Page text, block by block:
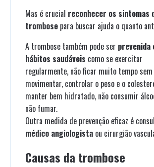
Mas é crucial reconhecer os sintomas
trombose para buscar ajuda o quanto
A trombose também pode ser prevenida
hábitos saudáveis como se exercitar
regularmente, não ficar muito tempo
movimentar, controlar o peso e o
manter bem hidratado, não consumir
não fumar.
Outra medida de prevenção eficaz é
médico angiologista ou cirurgião
Causas da trombose